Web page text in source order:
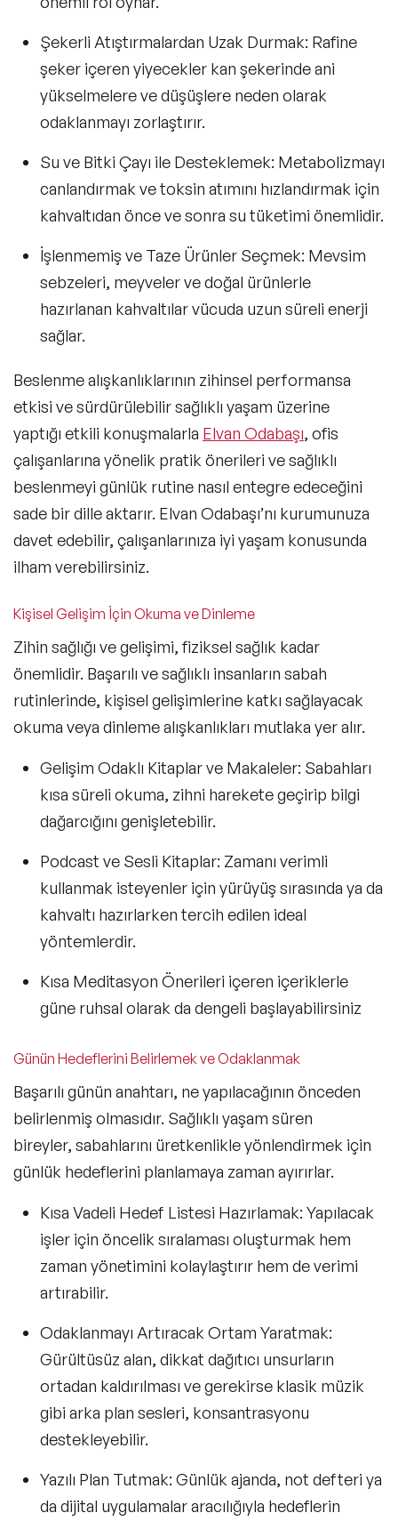
Şekerli Atıştırmalardan Uzak Durmak: Rafine
şeker içeren yiyecekler kan şekerinde ani
yükselmelere ve düşüşlere neden olarak
odaklanmayı zorlaştırır.
Su ve Bitki Çayı ile Desteklemek: Metabolizmayı
canlandırmak ve toksin atımını hızlandırmak için
kahvaltıdan önce ve sonra su tüketimi önemlidir.
İşlenmemiş ve Taze Ürünler Seçmek: Mevsim
sebzeleri, meyveler ve doğal ürünlerle
hazırlanan kahvaltılar vücuda uzun süreli enerji
sağlar.
Beslenme alışkanlıklarının zihinsel performansa
etkisi ve sürdürülebilir sağlıklı yaşam üzerine
yaptığı etkili konuşmalarla Elvan Odabaşı, ofis
çalışanlarına yönelik pratik önerileri ve sağlıklı
beslenmeyi günlük rutine nasıl entegre edeceğini
sade bir dille aktarır. Elvan Odabaşı’nı kurumunuza
davet edebilir, çalışanlarınıza iyi yaşam konusunda
ilham verebilirsiniz.
Kişisel Gelişim İçin Okuma ve Dinleme
Zihin sağlığı ve gelişimi, fiziksel sağlık kadar
önemlidir. Başarılı ve sağlıklı insanların sabah
rutinlerinde, kişisel gelişimlerine katkı sağlayacak
okuma veya dinleme alışkanlıkları mutlaka yer alır.
Gelişim Odaklı Kitaplar ve Makaleler: Sabahları
kısa süreli okuma, zihni harekete geçirip bilgi
dağarcığını genişletebilir.
Podcast ve Sesli Kitaplar: Zamanı verimli
kullanmak isteyenler için yürüyüş sırasında ya da
kahvaltı hazırlarken tercih edilen ideal
yöntemlerdir.
Kısa Meditasyon Önerileri içeren içeriklerle
güne ruhsal olarak da dengeli başlayabilirsiniz
Günün Hedeflerini Belirlemek ve Odaklanmak
Başarılı günün anahtarı, ne yapılacağının önceden
belirlenmiş olmasıdır. Sağlıklı yaşam süren
bireyler, sabahlarını üretkenlikle yönlendirmek için
günlük hedeflerini planlamaya zaman ayırırlar.
Kısa Vadeli Hedef Listesi Hazırlamak: Yapılacak
işler için öncelik sıralaması oluşturmak hem
zaman yönetimini kolaylaştırır hem de verimi
artırabilir.
Odaklanmayı Artıracak Ortam Yaratmak:
Gürültüsüz alan, dikkat dağıtıcı unsurların
ortadan kaldırılması ve gerekirse klasik müzik
gibi arka plan sesleri, konsantrasyonu
destekleyebilir.
Yazılı Plan Tutmak: Günlük ajanda, not defteri ya
da dijital uygulamalar aracılığıyla hedeflerin